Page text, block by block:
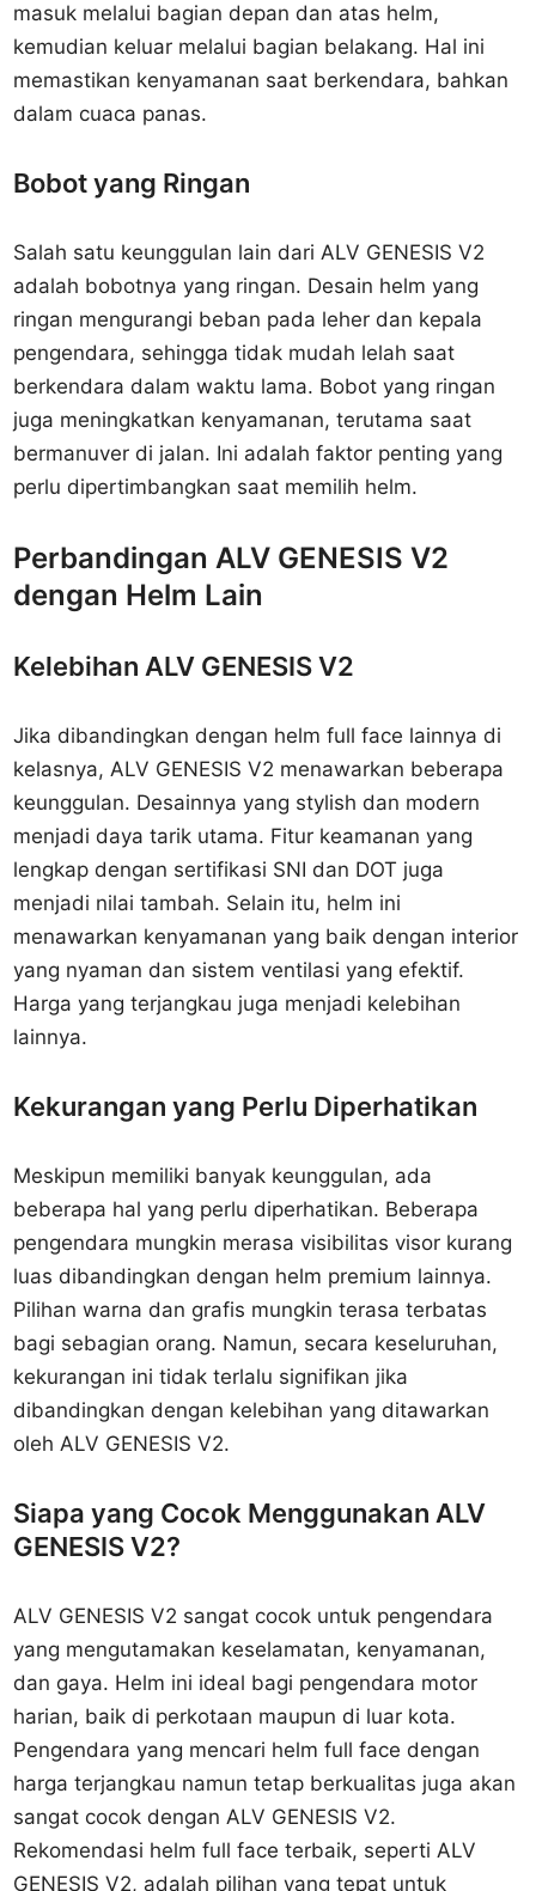
masuk melalui bagian depan dan atas helm,
kemudian keluar melalui bagian belakang. Hal ini
memastikan kenyamanan saat berkendara, bahkan
dalam cuaca panas.
Bobot yang Ringan
Salah satu keunggulan lain dari ALV GENESIS V2
adalah bobotnya yang ringan. Desain helm yang
ringan mengurangi beban pada leher dan kepala
pengendara, sehingga tidak mudah lelah saat
berkendara dalam waktu lama. Bobot yang ringan
juga meningkatkan kenyamanan, terutama saat
bermanuver di jalan. Ini adalah faktor penting yang
perlu dipertimbangkan saat memilih helm.
Perbandingan ALV GENESIS V2
dengan Helm Lain
Kelebihan ALV GENESIS V2
Jika dibandingkan dengan helm full face lainnya di
kelasnya, ALV GENESIS V2 menawarkan beberapa
keunggulan. Desainnya yang stylish dan modern
menjadi daya tarik utama. Fitur keamanan yang
lengkap dengan sertifikasi SNI dan DOT juga
menjadi nilai tambah. Selain itu, helm ini
menawarkan kenyamanan yang baik dengan interior
yang nyaman dan sistem ventilasi yang efektif.
Harga yang terjangkau juga menjadi kelebihan
lainnya.
Kekurangan yang Perlu Diperhatikan
Meskipun memiliki banyak keunggulan, ada
beberapa hal yang perlu diperhatikan. Beberapa
pengendara mungkin merasa visibilitas visor kurang
luas dibandingkan dengan helm premium lainnya.
Pilihan warna dan grafis mungkin terasa terbatas
bagi sebagian orang. Namun, secara keseluruhan,
kekurangan ini tidak terlalu signifikan jika
dibandingkan dengan kelebihan yang ditawarkan
oleh ALV GENESIS V2.
Siapa yang Cocok Menggunakan ALV
GENESIS V2?
ALV GENESIS V2 sangat cocok untuk pengendara
yang mengutamakan keselamatan, kenyamanan,
dan gaya. Helm ini ideal bagi pengendara motor
harian, baik di perkotaan maupun di luar kota.
Pengendara yang mencari helm full face dengan
harga terjangkau namun tetap berkualitas juga akan
sangat cocok dengan ALV GENESIS V2.
Rekomendasi helm full face terbaik, seperti ALV
GENESIS V2, adalah pilihan yang tepat untuk